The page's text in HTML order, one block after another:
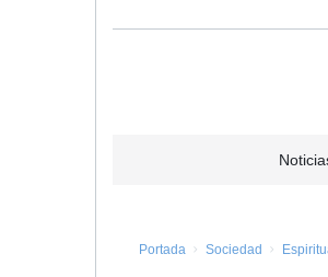
Portada Sociedad